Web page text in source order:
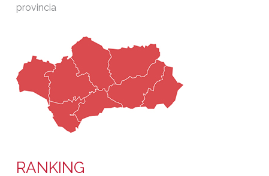
provincia
RANKING